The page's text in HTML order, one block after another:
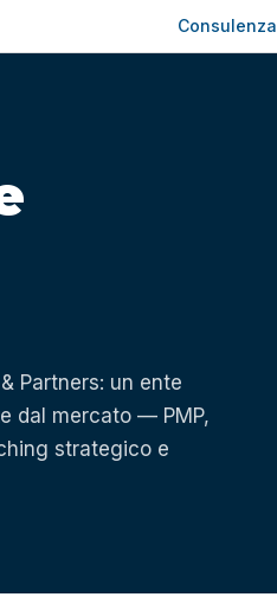
Consulenza
Partners: un ente
dal mercato — PMP,
strategico e